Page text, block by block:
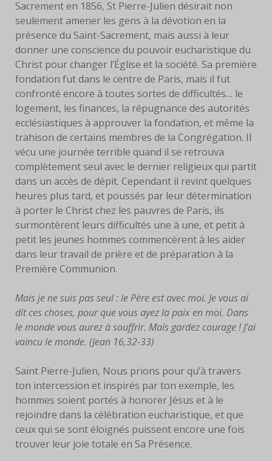
Sacrement en 1856, St Pierre-Julien désirait non
seulement amener les gens à la dévotion en la
présence du Saint-Sacrement, mais aussi à leur
donner une conscience du pouvoir eucharistique du
Christ pour changer l’Église et la société. Sa première
fondation fut dans le centre de Paris, mais il fut
confronté encore à toutes sortes de difficultés… le
logement, les finances, la répugnance des autorités
ecclésiastiques à approuver la fondation, et même la
trahison de certains membres de la Congrégation. Il
vécu une journée terrible quand il se retrouva
complètement seul avec le dernier religieux qui partit
dans un accès de dépit. Cependant il revint quelques
heures plus tard, et poussés par leur détermination
à porter le Christ chez les pauvres de Paris, ils
surmontèrent leurs difficultés une à une, et petit à
petit les jeunes hommes commencèrent à les aider
dans leur travail de prière et de préparation à la
Première Communion.
Mais je ne suis pas seul : le Père est avec moi. Je vous ai
dit ces choses, pour que vous ayez la paix en moi. Dans
le monde vous aurez à souffrir. Mais gardez courage ! J’ai
vaincu le monde. (Jean 16,32-33)
Saint Pierre-Julien, Nous prions pour qu’à travers
ton intercession et inspirés par ton exemple, les
hommes soient portés à honorer Jésus et à le
rejoindre dans la célébration eucharistique, et que
ceux qui se sont éloignés puissent encore une fois
trouver leur joie totale en Sa Présence.